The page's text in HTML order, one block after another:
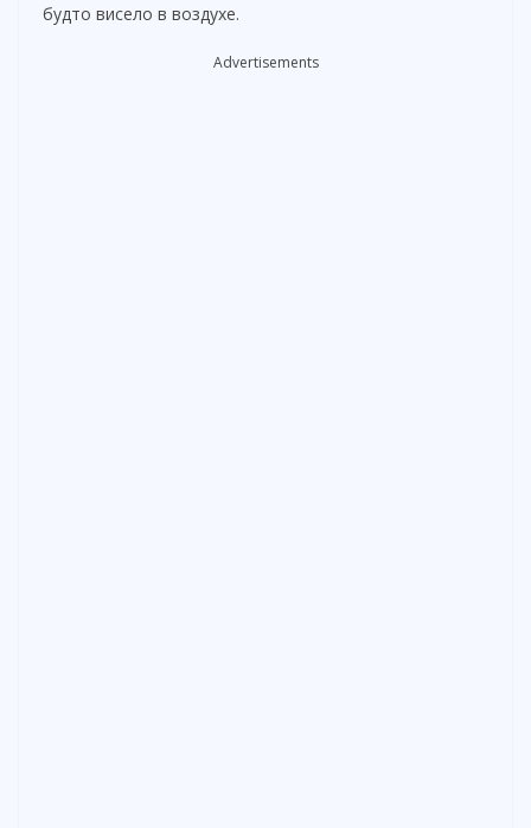
будто висело в воздухе.
Advertisements